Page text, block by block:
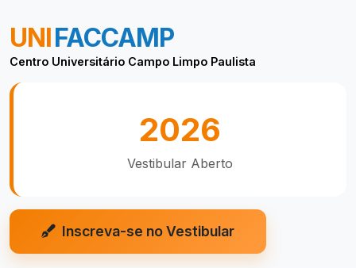
UNIFACCAMP
Centro Universitário Campo Limpo Paulista
2026
Vestibular Aberto
Inscreva-se no Vestibular